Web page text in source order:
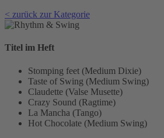
< zurück zur Kategorie
Titel im Heft
Stomping feet (Medium Dixie)
Taste of Swing (Medium Swing)
Claudette (Valse Musette)
Crazy Sound (Ragtime)
La Mancha (Tango)
Hot Chocolate (Medium Swing)